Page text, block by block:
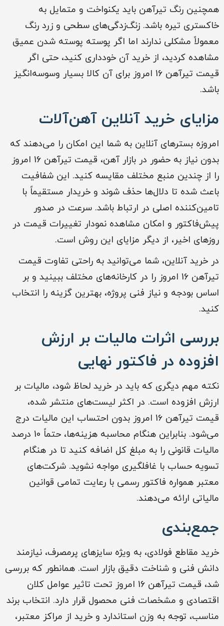
همچنین رنگ تیرآهن باید یکنواخت و متمایل به
خاکستری تیره باشد. زنگ‌زدگی‌های سطحی و زرد رنگ
معمولاً مشکلی ندارند اما اگر پوسته پوسته شدن عمیق
مشاهده کردید، از خرید آن خودداری کنید، حتی اگر
قیمت تیرآهن 16 امروز برای آن کالا بسیار وسوسه‌انگیز
باشد.
مزایای خرید آنلاین آهن‌آلات
امروزه بسترهای آنلاین به شما این امکان را می‌دهند که
بدون نیاز به حضور در بازار آهن، قیمت تیرآهن 16 امروز
را از چندین منبع مختلف مقایسه کنید. این شفافیت
باعث شده تا دلال‌ها حذف شوند و خریدار مستقیماً با
تامین‌کننده اصلی در ارتباط باشد. سرعت در صدور
پیش‌فاکتور و امکان مشاهده نمودار تغییرات قیمت در
روزهای اخیر، از دیگر مزایای این روش است.
در خرید آنلاین، شما می‌توانید به راحتی تفاوت قیمت
تیرآهن 16 امروز را در کارخانه‌های مختلف ببینید و بر
اساس بودجه و نیاز فنی پروژه، بهترین گزینه را انتخاب
کنید.
بررسی اثرات مالیات بر ارزش
افزوده در فاکتور نهایی
نکته مهم دیگری که باید در خرید لحاظ شود، مالیات بر
ارزش افزوده است. در اکثر لیست‌های منتشر شده،
قیمت تیرآهن 16 امروز بدون احتساب این مالیات درج
می‌شود. بنابراین هنگام محاسبه هزینه‌ها، حتماً 10 درصد
مالیات قانونی را به مبلغ کل اضافه کنید تا در هنگام
تسویه حساب با غافلگیری مواجه نشوید. شرکت‌های
معتبر همواره فاکتور رسمی با رعایت تمامی قوانین
مالیاتی ارائه می‌دهند.
جمع‌بندی
خرید مقاطع فولادی، به ویژه سایزهای پرمصرف، نیازمند
دانش فنی و شناخت دقیق بازار است. همانطور که بررسی
شد، قیمت تیرآهن 16 امروز تحت تاثیر عوامل کلان
اقتصادی و مشخصات فنی محصول قرار دارد. انتخاب برند
مناسب، توجه به وزن استاندارد و خرید از مراکز معتبر،